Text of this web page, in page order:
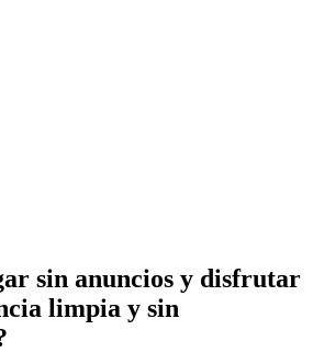
sin anuncios y disfrutar
limpia y sin